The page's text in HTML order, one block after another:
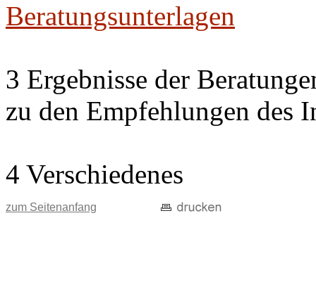
Beratungsunterlagen
3 Ergebnisse der
zu den Empfehlungen des
4 Verschiedenes
zum Seitenanfang